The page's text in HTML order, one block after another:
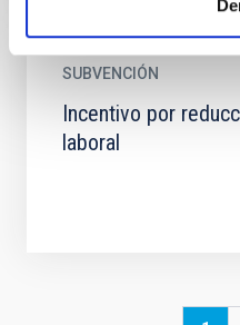
SUBVENCIÓN
Incentivo por
laboral